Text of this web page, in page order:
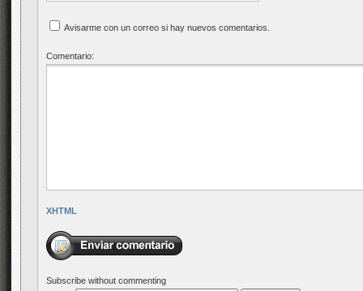
Avisarme con un correo si hay nuevos comentarios.
Comentario:
XHTML
Subscribe without commenting